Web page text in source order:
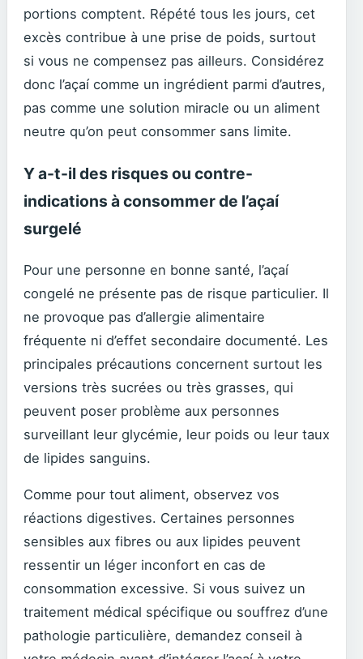
portions comptent. Répété tous les jours, cet
excès contribue à une prise de poids, surtout
si vous ne compensez pas ailleurs. Considérez
donc l’açaí comme un ingrédient parmi d’autres,
pas comme une solution miracle ou un aliment
neutre qu’on peut consommer sans limite.
Y a-t-il des risques ou contre-
indications à consommer de l’açaí
surgelé
Pour une personne en bonne santé, l’açaí
congelé ne présente pas de risque particulier. Il
ne provoque pas d’allergie alimentaire
fréquente ni d’effet secondaire documenté. Les
principales précautions concernent surtout les
versions très sucrées ou très grasses, qui
peuvent poser problème aux personnes
surveillant leur glycémie, leur poids ou leur taux
de lipides sanguins.
Comme pour tout aliment, observez vos
réactions digestives. Certaines personnes
sensibles aux fibres ou aux lipides peuvent
ressentir un léger inconfort en cas de
consommation excessive. Si vous suivez un
traitement médical spécifique ou souffrez d’une
pathologie particulière, demandez conseil à